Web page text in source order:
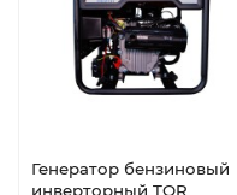
Генератор бензиновый
инверторный TOR